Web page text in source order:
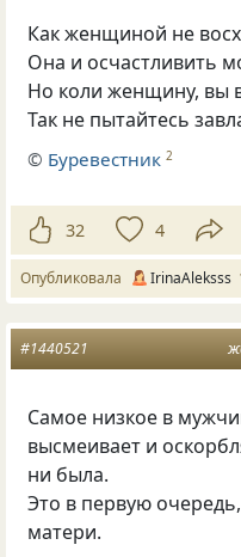
Как женщиной не
Она и осчастливить
Но коли женщину, вы
Так не пытайтесь
© Буревестник 2
32 4
Опубликовала IrinaAleksss
#1440521
Самое низкое в
высмеивает и
ни была.
Это в первую
матери.